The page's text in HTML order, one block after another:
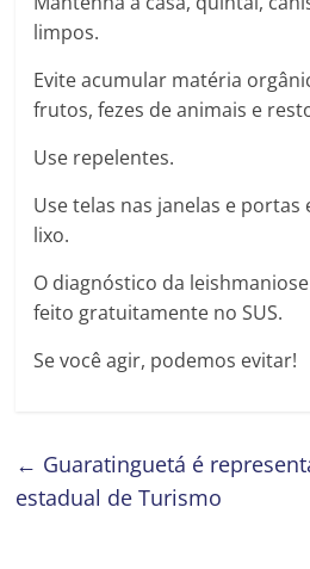
limpos.
Evite acumular matéria
frutos, fezes de animais e
Use repelentes.
Use telas nas janelas e portas
lixo.
O diagnóstico da
feito gratuitamente no SUS.
Se você agir, podemos evitar!
← Guaratinguetá é
estadual de Turismo